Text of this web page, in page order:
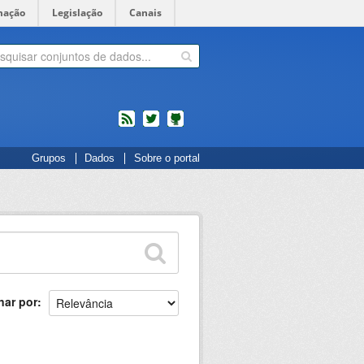
Legislação Canais
feed twitterCódigos
fonte
do
dados.gov.br
Grupos Dados Sobre o portal
por